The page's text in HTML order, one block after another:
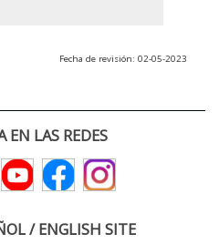
Fecha de revisión: 02-05-2023
EN LAS REDES
/ ENGLISH SITE